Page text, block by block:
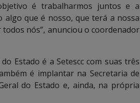
é trabalharmos juntos e a
algo que é nosso, que terá a nossa
nós”, anunciou o coordenador
Estado é a Setescc com suas três
é implantar na Secretaria de
do Estado e, ainda, na própria